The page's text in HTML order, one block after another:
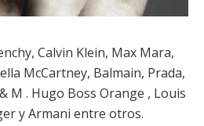
Calvin Klein, Max Mara,
McCartney, Balmain, Prada,
M . Hugo Boss Orange , Louis
y Armani entre otros.